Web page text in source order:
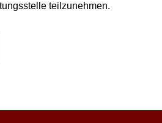
teilzunehmen.